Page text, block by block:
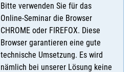
Bitte verwenden Sie für das
Online-Seminar die Browser
CHROME oder FIREFOX. Diese
Browser garantieren eine gute
technische Umsetzung. Es wird
nämlich bei unserer Lösung keine